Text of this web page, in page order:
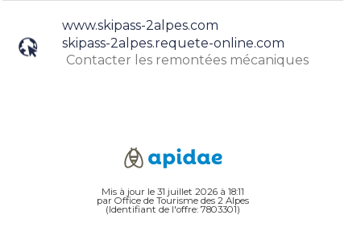
www.skipass-2alpes.com
skipass-2alpes.requete-online.com
Contacter les remontées mécaniques
Mis à jour le 31 juillet 2026 à 18:11
par Office de Tourisme des 2 Alpes
(Identifiant de l'offre: 7803301)